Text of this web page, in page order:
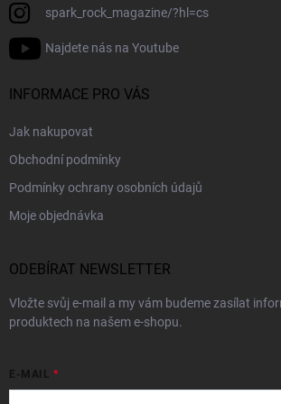
spark_rock_magazine/?hl=cs
Najdete nás na Youtube
INFORMACE PRO VÁS
Jak nakupovat
Obchodní podmínky
Podmínky ochrany osobních údajů
Moje objednávka
ODEBÍRAT NEWSLETTER
Vložte svůj e-mail a my vám budeme zasílat
produktech na našem e-shopu.
E-MAIL